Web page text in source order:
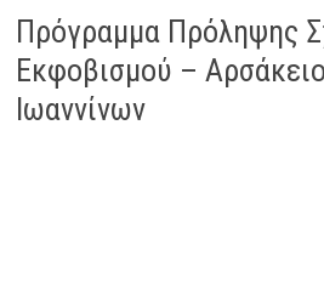
Πρόγραμμα Πρόληψης
Εκφοβισμού –
Ιωαννίνων